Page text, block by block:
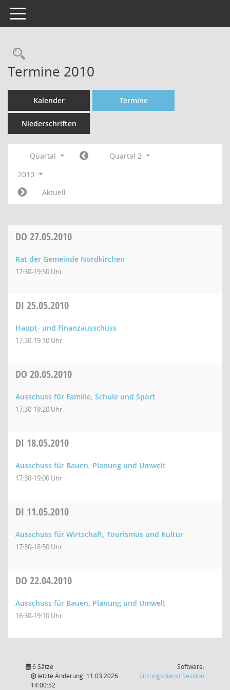
Toggle navigation
Rechercheauswahl
Termine 2010
Kalender Termine
Niederschriften
Quartal
Quartal 2
2010
Aktuell
DO 27.05.2010
Rat der Gemeinde Nordkirchen
17:30-19:50 Uhr
DI 25.05.2010
Haupt- und Finanzausschuss
17:30-19:10 Uhr
DO 20.05.2010
Ausschuss für Familie, Schule und Sport
17:30-19:20 Uhr
DI 18.05.2010
Ausschuss für Bauen, Planung und Umwelt
17:30-19:00 Uhr
DI 11.05.2010
Ausschuss für Wirtschaft, Tourismus und Kultur
17:30-18:50 Uhr
DO 22.04.2010
Ausschuss für Bauen, Planung und Umwelt
16:30-19:10 Uhr
6 Sätze
letzte Änderung: 11.03.2026
14:00:52
Software:
SitzungsdienstSession(Wird in